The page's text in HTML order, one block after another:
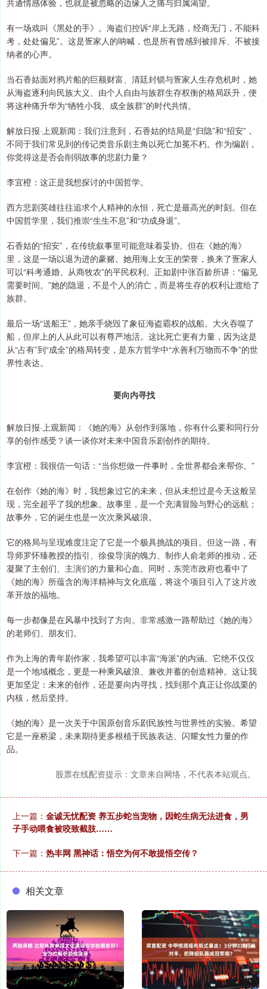
共通情感体验，也就是被忽略的边缘人之痛与归属渴望。
有一场戏叫《黑处的手》。海盗们控诉“岸上无路，经商无门，不能科
考，处处偏见”。这是疍家人的呐喊，也是所有曾感到被排斥、不被接
纳者的心声。
当石香姑面对鸦片船的巨额财富、清廷封锁与疍家人生存危机时，她
从海盗逐利向民族大义、由个人自由与族群生存权衡的格局跃升，便
将这种痛升华为“牺牲小我、成全族群”的时代共情。
解放日报·上观新闻：我们注意到，石香姑的结局是“归隐”和“招安”，
不同于我们常见到的传记类音乐剧主角以死亡加冕不朽。作为编剧，
你觉得这是否会削弱故事的悲剧力量？
李宜橙：这正是我想探讨的中国哲学。
西方悲剧英雄往往追求个人精神的永恒，死亡是最高光的时刻。但在
中国哲学里，我们推崇“生生不息”和“功成身退”。
石香姑的“招安”，在传统叙事里可能意味着妥协。但在《她的海》
里，这是一场以退为进的豪赌。她用海上女王的荣誉，换来了疍家人
可以“科考通婚、从商牧农”的平民权利。正如剧中张百龄所讲：“偏见
需要时间。”她的隐退，不是个人的消亡，而是将生存的权利让渡给了
族群。
最后一场“送船王”，她亲手烧毁了象征海盗霸权的战船。大火吞噬了
船，但岸上的人从此可以有尊严地活。这比死亡更有力量，因为这是
从“占有”到“成全”的格局转变，是东方哲学中“水善利万物而不争”的世
界性表达。
要向内寻找
解放日报·上观新闻：《她的海》从创作到落地，你有什么要和同行分
享的创作感受？谈一谈你对未来中国音乐剧创作的期待。
李宜橙：我很信一句话：“当你想做一件事时，全世界都会来帮你。”
在创作《她的海》时，我想象过它的未来，但从未想过是今天这般呈
现，完全超乎了我的想象。故事里，是一个充满冒险与野心的远航；
故事外，它的诞生也是一次次乘风破浪。
它的格局与呈现难度注定了它是一个极具挑战的项目。但这一路，有
导师罗怀臻教授的指引、徐俊导演的魄力、制作人俞老师的推动，还
凝聚了主创们、主演们的力量和心血。同时，东莞市政府也看中了
《她的海》所蕴含的海洋精神与文化底蕴，将这个项目引入了这片改
革开放的福地。
每一步都像是在风暴中找到了方向。非常感激一路帮助过《她的海》
的老师们、朋友们。
作为上海的青年剧作家，我希望可以丰富“海派”的内涵。它绝不仅仅
是一个地域概念，更是一种乘风破浪、兼收并蓄的创造精神。这让我
更加坚定：未来的创作，还是要向内寻找，找到那个真正让你战栗的
内核，然后坚持。
《她的海》是一次关于中国原创音乐剧民族性与世界性的实验。希望
它是一座桥梁，未来期待更多根植于民族表达、闪耀女性力量的作
品。
股票在线配资提示：文章来自网络，不代表本站观点。
上一篇： 金诚无忧配资 养五步蛇当宠物，因蛇生病无法进食，男
子手动喂食被咬致截肢……
下一篇： 热丰网 黑神话：悟空为何不敢提悟空传？
相关文章